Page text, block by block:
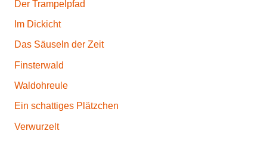
Der Trampelpfad
Im Dickicht
Das Säuseln der Zeit
Finsterwald
Waldohreule
Ein schattiges Plätzchen
Verwurzelt